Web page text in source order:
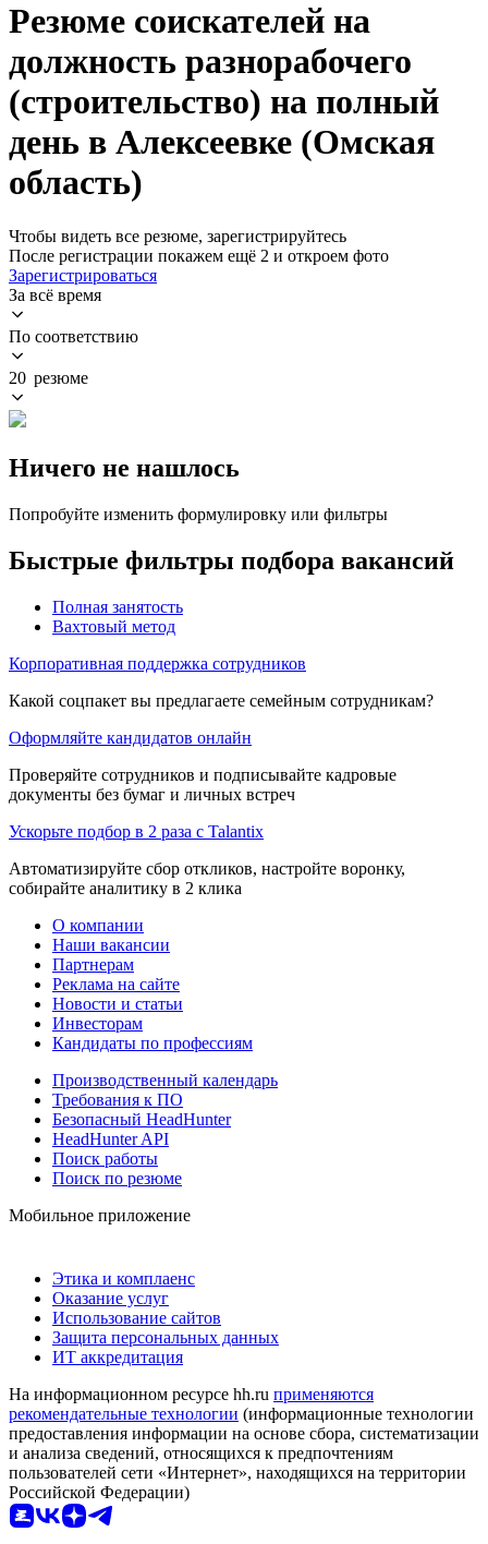
Резюме соискателей на
должность разнорабочего
(строительство) на полный
день в Алексеевке (Омская
область)
Чтобы видеть все резюме, зарегистрируйтесь
После регистрации покажем ещё 2 и откроем фото
Зарегистрироваться
За всё время
По соответствию
20 резюме
Ничего не нашлось
Попробуйте изменить формулировку или фильтры
Быстрые фильтры подбора вакансий
Полная занятость
Вахтовый метод
Корпоративная поддержка сотрудников
Какой соцпакет вы предлагаете семейным сотрудникам?
Оформляйте кандидатов онлайн
Проверяйте сотрудников и подписывайте кадровые
документы без бумаг и личных встреч
Ускорьте подбор в 2 раза с Talantix
Автоматизируйте сбор откликов, настройте воронку,
собирайте аналитику в 2 клика
О компании
Наши вакансии
Партнерам
Реклама на сайте
Новости и статьи
Инвесторам
Кандидаты по профессиям
Производственный календарь
Требования к ПО
Безопасный HeadHunter
HeadHunter API
Поиск работы
Поиск по резюме
Мобильное приложение
Этика и комплаенс
Оказание услуг
Использование сайтов
Защита персональных данных
ИТ аккредитация
На информационном ресурсе hh.ru применяются
рекомендательные технологии (информационные технологии
предоставления информации на основе сбора, систематизации
и анализа сведений, относящихся к предпочтениям
пользователей сети «Интернет», находящихся на территории
Российской Федерации)